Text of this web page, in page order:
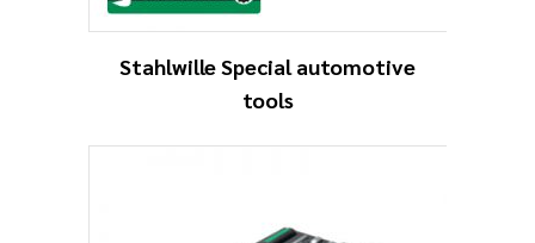
Stahlwille Special automotive
tools